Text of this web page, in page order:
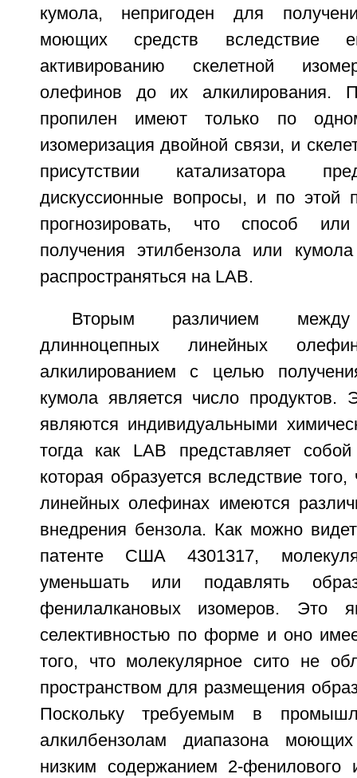
кумола, непригоден для
моющих средств вследствие
активированию скелетной
олефинов до их алкилирования.
пропилен имеют только по
изомеризация двойной связи, и
присутствии катализатора
дискуссионные вопросы, и по этой
прогнозировать, что способ
получения этилбензола или
распространяться на LAB.
Вторым различием между
длинноцепных линейных
алкилированием с целью
кумола является число продуктов.
являются индивидуальными
тогда как LAB представляет
которая образуется вследствие
линейных олефинах имеются
внедрения бензола. Как можно
патенте США 4301317,
уменьшать или подавлять
фенилалкановых изомеров. Это
селективностью по форме и оно
того, что молекулярное сито не
пространством для размещения
Поскольку требуемым в
алкилбензолам диапазона
низким содержанием 2-